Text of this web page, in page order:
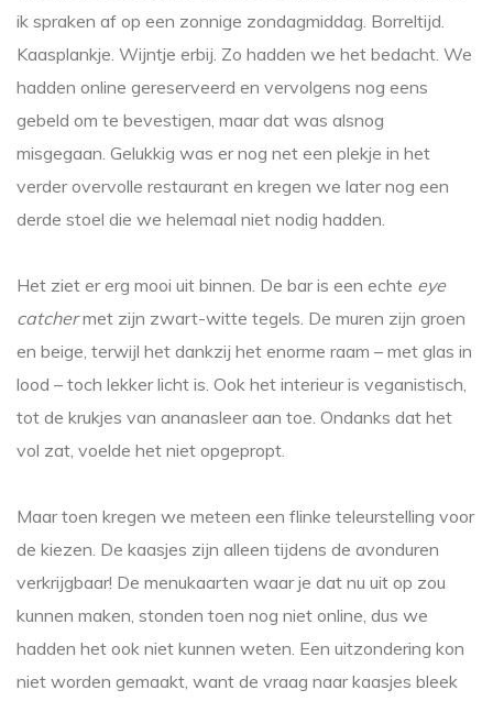
ik spraken af op een zonnige zondagmiddag. Borreltijd.
Kaasplankje. Wijntje erbij. Zo hadden we het bedacht. We
hadden online gereserveerd en vervolgens nog eens
gebeld om te bevestigen, maar dat was alsnog
misgegaan. Gelukkig was er nog net een plekje in het
verder overvolle restaurant en kregen we later nog een
derde stoel die we helemaal niet nodig hadden.
Het ziet er erg mooi uit binnen. De bar is een echte eye
catchermet zijn zwart-witte tegels. De muren zijn groen
en beige, terwijl het dankzij het enorme raam – met glas in
lood – toch lekker licht is. Ook het interieur is veganistisch,
tot de krukjes van ananasleer aan toe. Ondanks dat het
vol zat, voelde het niet opgepropt.
Maar toen kregen we meteen een flinke teleurstelling voor
de kiezen. De kaasjes zijn alleen tijdens de avonduren
verkrijgbaar! De menukaarten waar je dat nu uit op zou
kunnen maken, stonden toen nog niet online, dus we
hadden het ook niet kunnen weten. Een uitzondering kon
niet worden gemaakt, want de vraag naar kaasjes bleek